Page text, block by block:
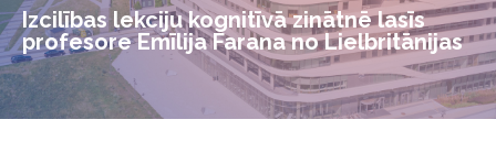
Izcilības lekciju kognitīvā zinātnē lasīs
profesore Emīlija Farana no Lielbritānijas